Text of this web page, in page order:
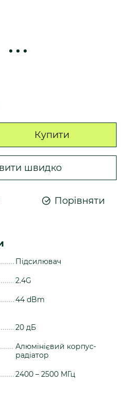
Купити
швидко
Порівняти
Підсилювач
2.4G
44 dBm
20 дБ
Алюмінієвий корпус-
радіатор
2400 – 2500 МГц